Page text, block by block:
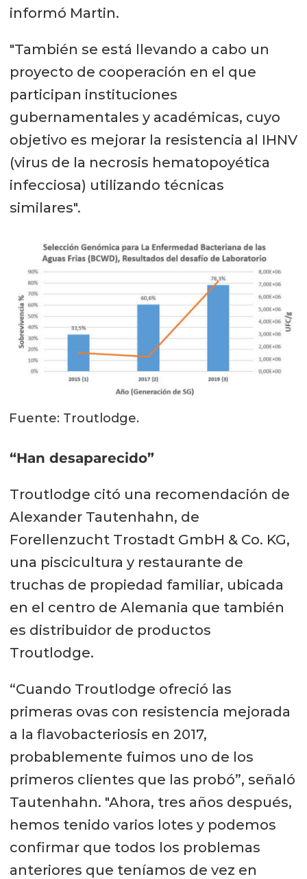
informó Martin.
"También se está llevando a cabo un
proyecto de cooperación en el que
participan instituciones
gubernamentales y académicas, cuyo
objetivo es mejorar la resistencia al IHNV
(virus de la necrosis hematopoyética
infecciosa) utilizando técnicas
similares".
Fuente: Troutlodge.
“Han desaparecido”
Troutlodge citó una recomendación de
Alexander Tautenhahn, de
Forellenzucht Trostadt GmbH & Co. KG,
una piscicultura y restaurante de
truchas de propiedad familiar, ubicada
en el centro de Alemania que también
es distribuidor de productos
Troutlodge.
“Cuando Troutlodge ofreció las
primeras ovas con resistencia mejorada
a la flavobacteriosis en 2017,
probablemente fuimos uno de los
primeros clientes que las probó”, señaló
Tautenhahn. "Ahora, tres años después,
hemos tenido varios lotes y podemos
confirmar que todos los problemas
anteriores que teníamos de vez en